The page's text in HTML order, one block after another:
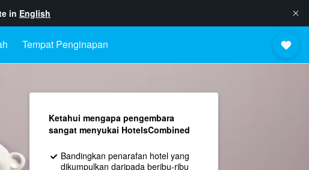
in English
Tempat Penginapan
Ketahui mengapa pengembara
sangat menyukai HotelsCombined
Bandingkan penarafan hotel yang
dikumpulkan daripada beribu-ribu